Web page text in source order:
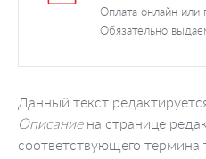
Оплата онлайн или
Обязательно
Данный текст
Описаниена странице
соответствующего термина